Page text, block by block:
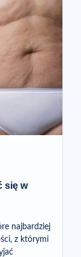
się w
najbardziej
z którymi